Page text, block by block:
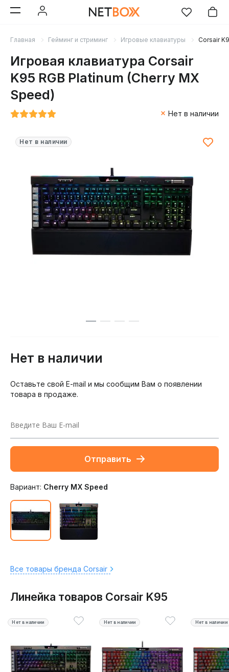
Главная Гейминг и стриминг Игровые клавиатуры Corsair
Игровая клавиатура Corsair
K95 RGB Platinum (Cherry MX
Speed)
Нет в наличии
Нет в наличии
Нет в наличии
Оставьте свой E-mail и мы сообщим Вам о появлении
товара в продаже.
Отправить
Вариант: Cherry MX Speed
Все товары бренда Corsair
Линейка товаров Corsair K95
Нет в наличии Нет в наличии Нет в наличии